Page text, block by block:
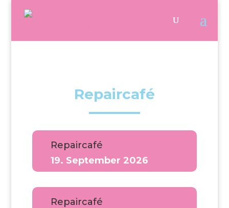
Repaircafé
Repaircafé
19. September 2026
Repaircafé